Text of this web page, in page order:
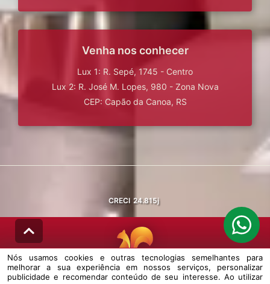
Venha nos conhecer
Lux 1: R. Sepé, 1745 - Centro
Lux 2: R. José M. Lopes, 980 - Zona Nova
CEP: Capão da Canoa, RS
CRECI 24.815j
© DESENVOLVIDO PELAAGIL.NET
Nós usamos cookies e outras tecnologias semelhantes para
melhorar a sua experiência em nossos serviços, personalizar
publicidade e recomendar conteúdo de seu interesse. Ao utilizar